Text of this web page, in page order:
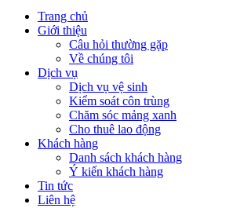
Trang chủ
Giới thiệu
Câu hỏi thường gặp
Về chúng tôi
Dịch vụ
Dịch vụ vệ sinh
Kiểm soát côn trùng
Chăm sóc mảng xanh
Cho thuê lao động
Khách hàng
Danh sách khách hàng
Ý kiến khách hàng
Tin tức
Liên hệ